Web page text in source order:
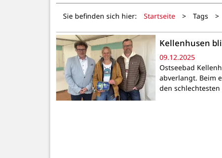
Sie befinden sich hier: Startseite > Tags >
Kellenhusen
09.12.2025
Ostseebad
abverlangt. Beim
den